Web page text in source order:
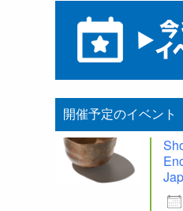
開催予定のイベント